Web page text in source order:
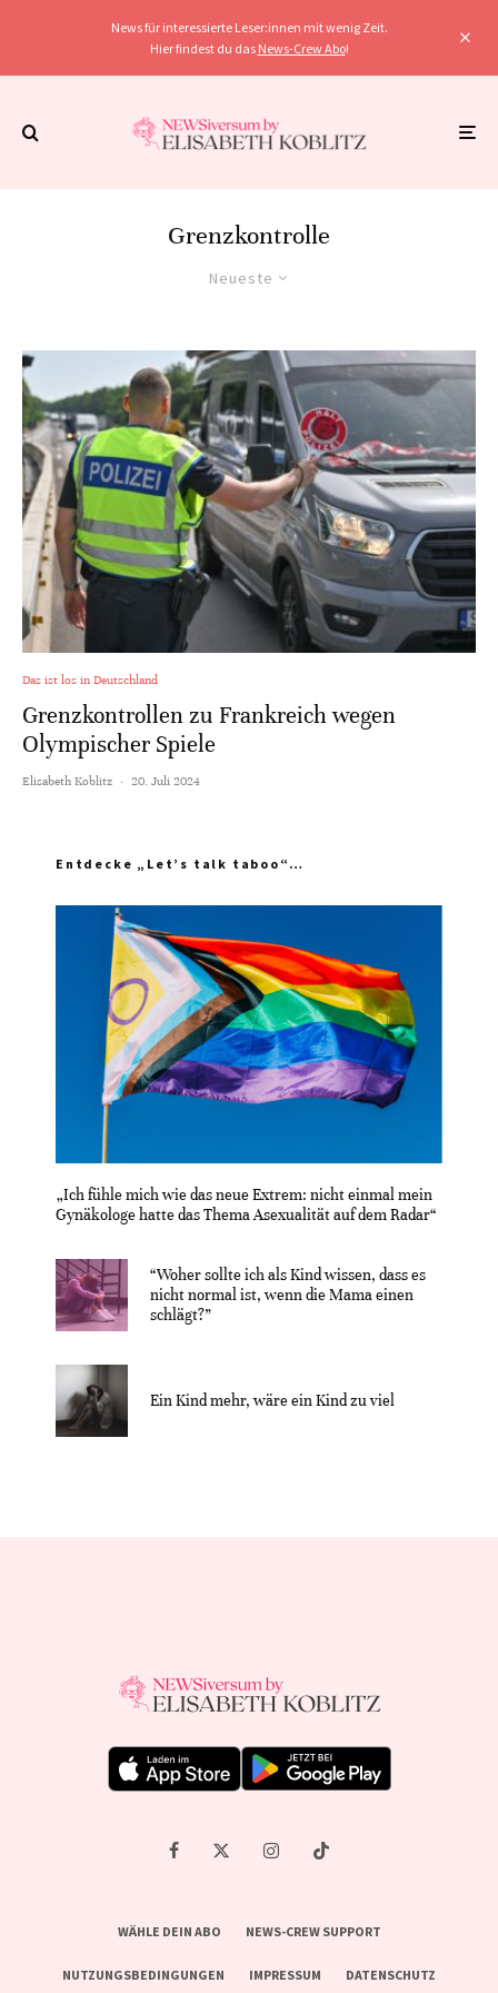
News für interessierte Leser:innen mit wenig Zeit.
Hier findest du das News-Crew Abo!
Grenzkontrolle
Neueste
Das ist los in Deutschland
Grenzkontrollen zu Frankreich wegen
Olympischer Spiele
Elisabeth Koblitz · 20. Juli 2024
Entdecke „Let’s talk taboo“…
„Ich fühle mich wie das neue Extrem: nicht einmal mein
Gynäkologe hatte das Thema Asexualität auf dem Radar“
“Woher sollte ich als Kind wissen, dass es
nicht normal ist, wenn die Mama einen
schlägt?”
Ein Kind mehr, wäre ein Kind zu viel
WÄHLE DEIN ABO NEWS-CREW SUPPORT
NUTZUNGSBEDINGUNGEN IMPRESSUM DATENSCHUTZ